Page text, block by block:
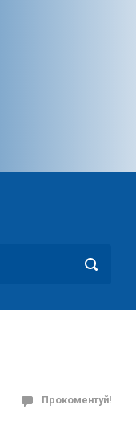
Прокоментуй!